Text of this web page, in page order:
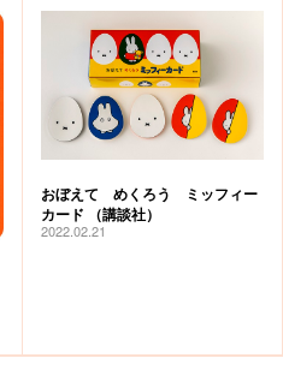
おぼえて めくろう ミッフィー
カード （講談社）
2022.02.21